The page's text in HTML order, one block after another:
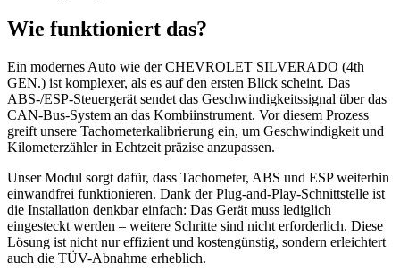
Wie funktioniert das?
Ein modernes Auto wie der CHEVROLET SILVERADO (4th
GEN.) ist komplexer, als es auf den ersten Blick scheint. Das
ABS-/ESP-Steuergerät sendet das Geschwindigkeitssignal über das
CAN-Bus-System an das Kombiinstrument. Vor diesem Prozess
greift unsere Tachometerkalibrierung ein, um Geschwindigkeit und
Kilometerzähler in Echtzeit präzise anzupassen.
Unser Modul sorgt dafür, dass Tachometer, ABS und ESP weiterhin
einwandfrei funktionieren. Dank der Plug-and-Play-Schnittstelle ist
die Installation denkbar einfach: Das Gerät muss lediglich
eingesteckt werden – weitere Schritte sind nicht erforderlich. Diese
Lösung ist nicht nur effizient und kostengünstig, sondern erleichtert
auch die TÜV-Abnahme erheblich.